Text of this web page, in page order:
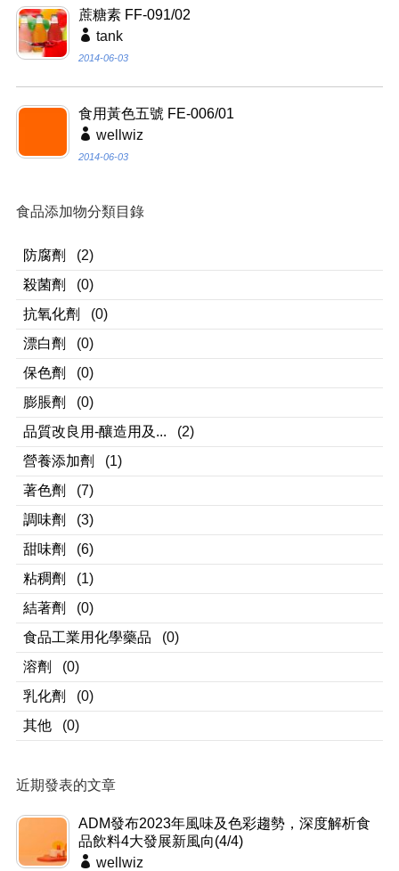
蔗糖素 FF-091/02
tank
2014-06-03
食用黃色五號 FE-006/01
wellwiz
2014-06-03
食品添加物分類目錄
防腐劑
(2)
殺菌劑
(0)
抗氧化劑
(0)
漂白劑
(0)
保色劑
(0)
膨脹劑
(0)
品質改良用-釀造用及...
(2)
營養添加劑
(1)
著色劑
(7)
調味劑
(3)
甜味劑
(6)
粘稠劑
(1)
結著劑
(0)
食品工業用化學藥品
(0)
溶劑
(0)
乳化劑
(0)
其他
(0)
近期發表的文章
ADM發布2023年風味及色彩趨勢，深度解析食
品飲料4大發展新風向(4/4)
wellwiz